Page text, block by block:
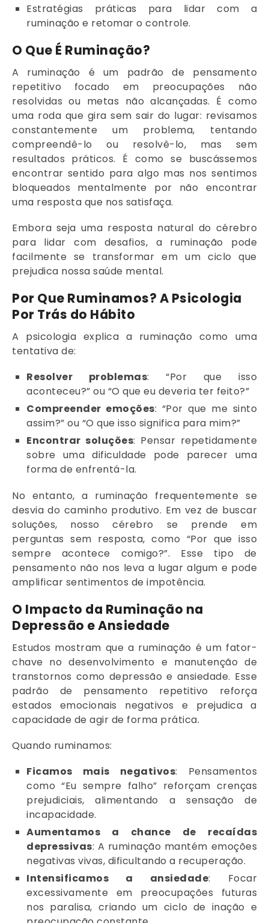
Estratégias práticas para lidar com a
ruminação e retomar o controle.
O Que É Ruminação?
A ruminação é um padrão de pensamento
repetitivo focado em preocupações não
resolvidas ou metas não alcançadas. É como
uma roda que gira sem sair do lugar: revisamos
constantemente um problema, tentando
compreendê-lo ou resolvê-lo, mas sem
resultados práticos. É como se buscássemos
encontrar sentido para algo mas nos sentimos
bloqueados mentalmente por não encontrar
uma resposta que nos satisfaça.
Embora seja uma resposta natural do cérebro
para lidar com desafios, a ruminação pode
facilmente se transformar em um ciclo que
prejudica nossa saúde mental.
Por Que Ruminamos? A Psicologia
Por Trás do Hábito
A psicologia explica a ruminação como uma
tentativa de:
Resolver problemas: “Por que isso
aconteceu?” ou “O que eu deveria ter feito?”
Compreender emoções: “Por que me sinto
assim?” ou “O que isso significa para mim?”
Encontrar soluções: Pensar repetidamente
sobre uma dificuldade pode parecer uma
forma de enfrentá-la.
No entanto, a ruminação frequentemente se
desvia do caminho produtivo. Em vez de buscar
soluções, nosso cérebro se prende em
perguntas sem resposta, como “Por que isso
sempre acontece comigo?”. Esse tipo de
pensamento não nos leva a lugar algum e pode
amplificar sentimentos de impotência.
O Impacto da Ruminação na
Depressão e Ansiedade
Estudos mostram que a ruminação é um fator-
chave no desenvolvimento e manutenção de
transtornos como depressão e ansiedade. Esse
padrão de pensamento repetitivo reforça
estados emocionais negativos e prejudica a
capacidade de agir de forma prática.
Quando ruminamos:
Ficamos mais negativos: Pensamentos
como “Eu sempre falho” reforçam crenças
prejudiciais, alimentando a sensação de
incapacidade.
Aumentamos a chance de recaídas
depressivas: A ruminação mantém emoções
negativas vivas, dificultando a recuperação.
Intensificamos a ansiedade: Focar
excessivamente em preocupações futuras
nos paralisa, criando um ciclo de inação e